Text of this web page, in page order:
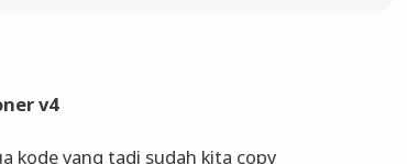
v4
kode yang tadi sudah kita copy